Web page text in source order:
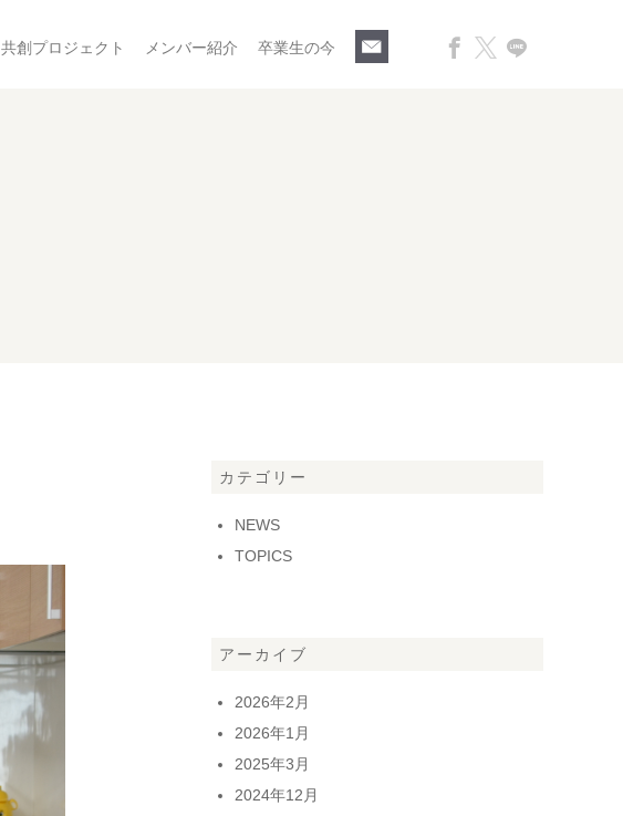
共創プロジェクト メンバー紹介 卒業生の今
カテゴリー
NEWS
TOPICS
アーカイブ
2026年2月
2026年1月
2025年3月
2024年12月